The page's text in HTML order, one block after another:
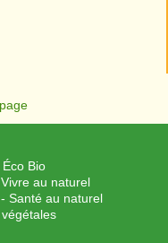
Bio
au naturel
Santé au naturel